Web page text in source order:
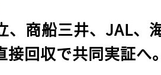
、商船三井、JAL、
接回収で共同実証へ